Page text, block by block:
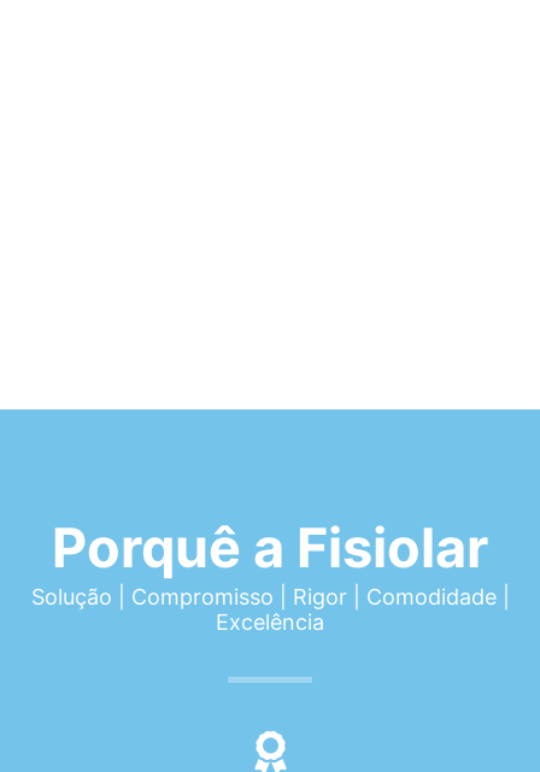
Porquê a Fisiolar
Solução | Compromisso | Rigor | Comodidade |
Excelência